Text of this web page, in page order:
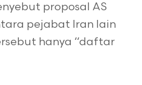
proposal AS
pejabat Iran lain
hanya “daftar